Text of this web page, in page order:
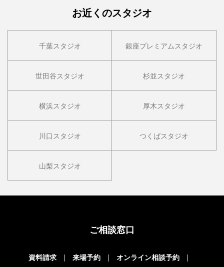
お近くのスタジオ
千葉スタジオ 銀座プレミアムスタジオ
世田谷スタジオ 杉並スタジオ
横浜スタジオ 厚木スタジオ
川口スタジオ つくばスタジオ
山梨スタジオ
ご相談窓口
資料請求 来場予約
オンライン相談予約